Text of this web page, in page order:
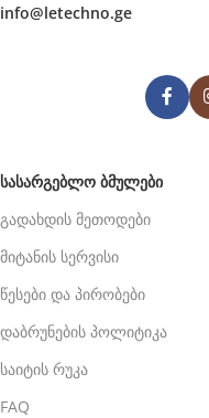
info@letechno.ge
ᲡᲐᲡᲐᲠᲒᲔᲑᲚᲝ ᲑᲛᲣᲚᲔᲑᲘ
გადახდის მეთოდები
მიტანის სერვისი
წესები და პირობები
დაბრუნების პოლიტიკა
საიტის რუკა
FAQ